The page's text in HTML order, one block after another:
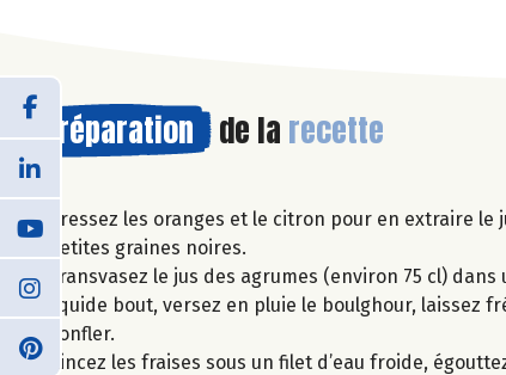
Préparation de la recette
Pressez les oranges et le citron pour en extraire le
petites graines noires.
Transvasez le jus des agrumes (environ 75 cl)
liquide bout, versez en pluie le boulghour, laissez
gonfler.
Rincez les fraises sous un filet d’eau froide,